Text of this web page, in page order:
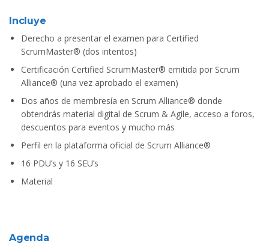
Incluye
Derecho a presentar el examen para Certified
ScrumMaster® (dos intentos)
Certificación Certified ScrumMaster® emitida por Scrum
Alliance® (una vez aprobado el examen)
Dos años de membresía en Scrum Alliance® donde
obtendrás material digital de Scrum & Agile, acceso a foros,
descuentos para eventos y mucho más
Perfil en la plataforma oficial de Scrum Alliance®
16 PDU’s y 16 SEU’s
Material
Agenda